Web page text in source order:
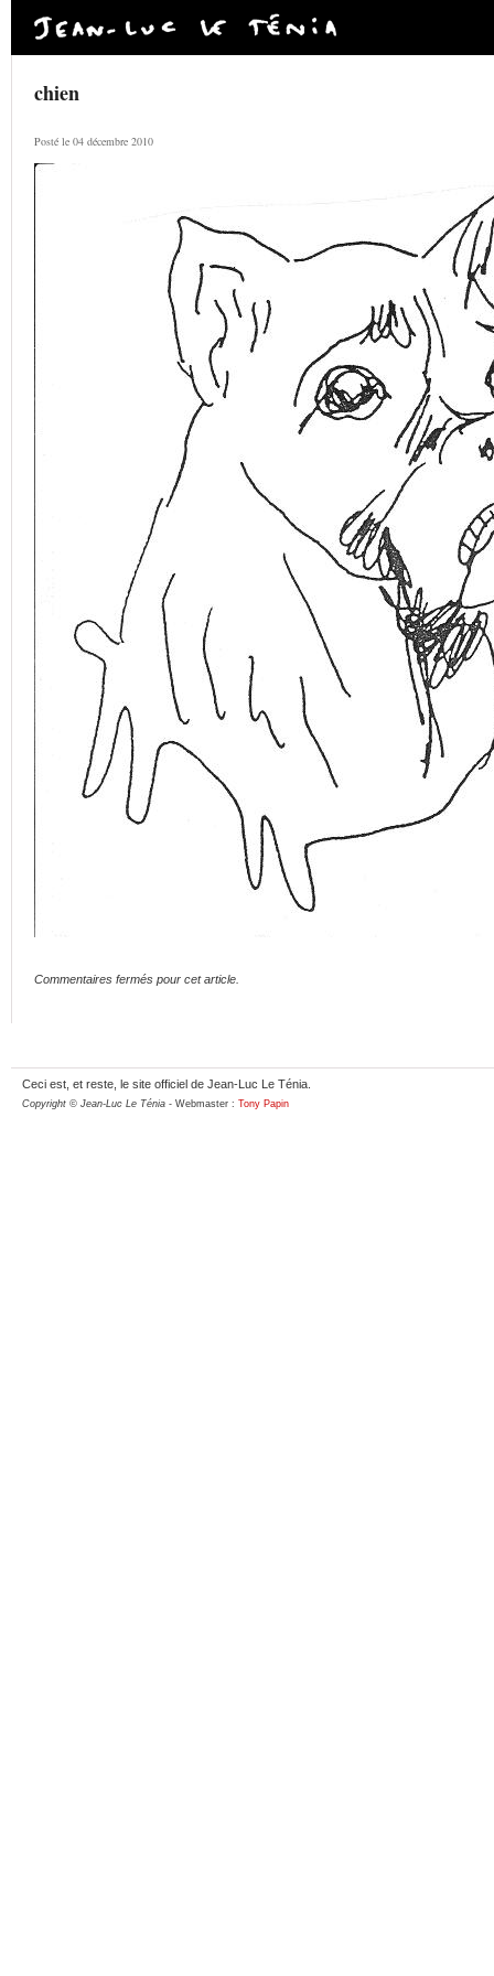
chien
Posté le 04 décembre 2010
Commentaires fermés pour cet article.
Ceci est, et reste, le site officiel de Jean-Luc Le Ténia.
Copyright © Jean-Luc Le Ténia - Webmaster : Tony Papin